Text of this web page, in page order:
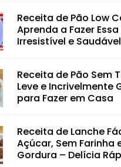
Receita de Pão Low
Aprenda a Fazer
Irresistível e
Receita de Pão Sem
Leve e Incrivelmente
para Fazer em Casa
Receita de Lanche
Açúcar, Sem Farinha
Gordura – Delícia